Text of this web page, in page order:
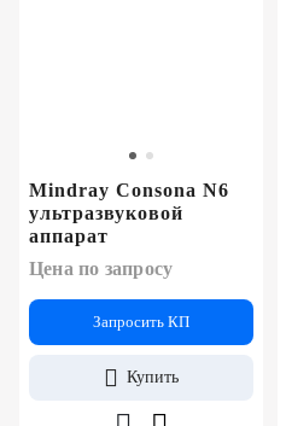
Mindray Consona N6
ультразвуковой
аппарат
Цена по запросу
Запросить КП
Купить